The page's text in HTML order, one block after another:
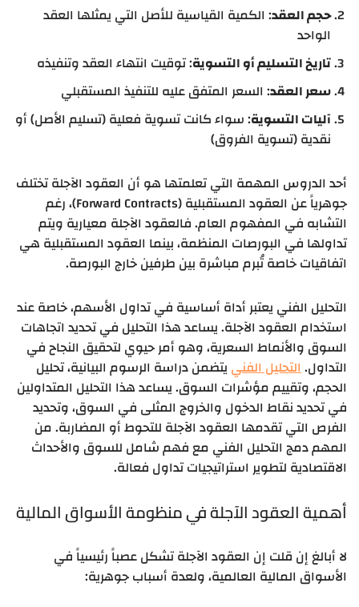
حجم العقد: الكمية القياسية للأصل التي يمثلها العقد
الواحد
تاريخ التسليم أو التسوية: توقيت انتهاء العقد وتنفيذه
سعر العقد: السعر المتفق عليه للتنفيذ المستقبلي
آليات التسوية: سواء كانت تسوية فعلية (تسليم الأصل) أو
نقدية (تسوية الفروق)
أحد الدروس المهمة التي تعلمتها هو أن العقود الآجلة تختلف
جوهرياً عن العقود المستقبلية (Forward Contracts)، رغم
التشابه في المفهوم العام. فالعقود الآجلة معيارية ويتم
تداولها في البورصات المنظمة، بينما العقود المستقبلية هي
اتفاقيات خاصة تُبرم مباشرة بين طرفين خارج البورصة.
التحليل الفني يعتبر أداة أساسية في تداول الأسهم، خاصة عند
استخدام العقود الآجلة. يساعد هذا التحليل في تحديد اتجاهات
السوق والأنماط السعرية، وهو أمر حيوي لتحقيق النجاح في
التداول.التحليل الفني يتضمن دراسة الرسوم البيانية، تحليل
الحجم، وتقييم مؤشرات السوق. يساعد هذا التحليل المتداولين
في تحديد نقاط الدخول والخروج المثلى في السوق، وتحديد
الفرص التي تقدمها العقود الآجلة للتحوط أو المضاربة. من
المهم دمج التحليل الفني مع فهم شامل للسوق والأحداث
الاقتصادية لتطوير استراتيجيات تداول فعالة.
أهمية العقود الآجلة في منظومة الأسواق المالية
لا أبالغ إن قلت إن العقود الآجلة تشكل عصباً رئيسياً في
الأسواق المالية العالمية، ولعدة أسباب جوهرية: